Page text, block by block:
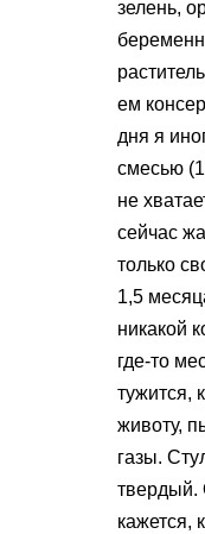
зелень,
ем
дня я
смесью
не
сейчас
только
1,5
никакой
где-то
тужится,
животу,
газы.
твердый.
кажется,